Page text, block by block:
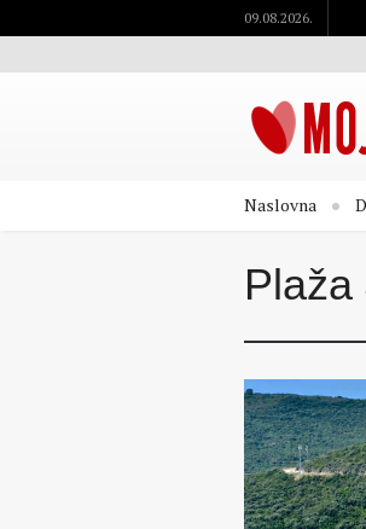
09.08.2026.
Naslovna